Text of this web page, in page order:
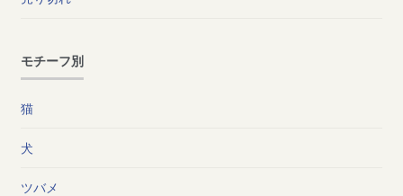
モチーフ別
猫
犬
ツバメ